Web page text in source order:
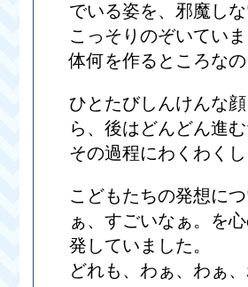
でいる姿を、邪魔し
こっそりのぞいてい
体何を作るところなの
ひとたびしんけんな
ら、後はどんどん進む
その過程にわくわくし
こどもたちの発想に
ぁ、すごいなぁ。を
発していました。
どれも、わぁ、わぁ、